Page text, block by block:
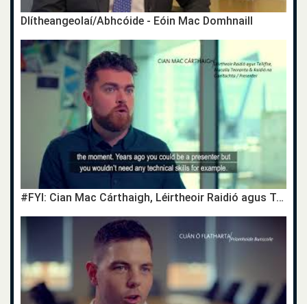
Dlítheangeolaí/Abhcóide - Eóin Mac Domhnaill
#FYI: Cian Mac Cárthaigh, Léirtheoir Raidió agus Teilifíse / Radio and Television Producer